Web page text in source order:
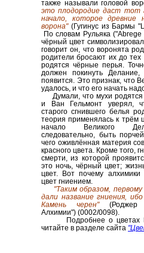
также называли головой
это плодородие даст тот
начало, которое древние
ворона" (Гугинус из Бармы
По словам Рульяка ("Abrege
чёрный цвет
говорит он, что воронята
родители бросают их до тех
родятся чёрные перья.
должен покинуть
появится. Это признак, что
удалось, и что его начать
Думали, что мухи родятся
и Ван Гельмонт уверял,
старого сгнившего белья
теория применялась к трём
начало Великого
следовательно, быть
чего оживлённая материя
красного цвета. Кроме того,
смерти, из которой
это ночь, чёрный цвет;
цвет. Вот почему
цвет гниением.
"Таким образом,
дали название гниения,
Камень черен" (Роджер
Алхимии") (0002/0098).
Подробнее о цветах
читайте в разделе сайта